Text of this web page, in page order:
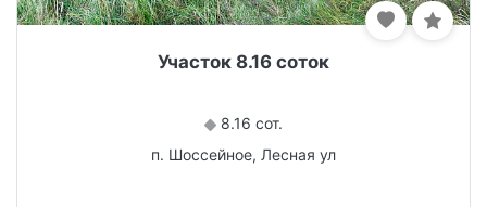
Участок 8.16 соток
8.16 сот.
п. Шоссейное, Лесная ул